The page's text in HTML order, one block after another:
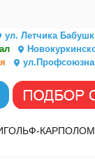
ул. Летчика
ГОЛЬФ-КАР